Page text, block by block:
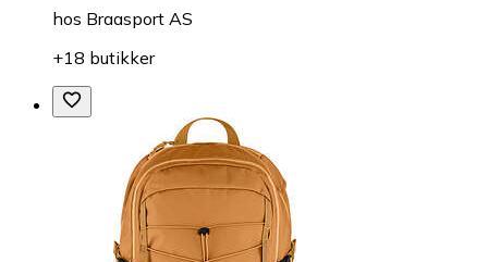
hos Braasport AS
+18 butikker